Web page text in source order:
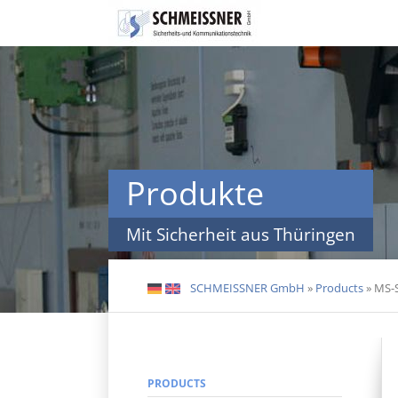
Skip
navigation
Produkte
Mit Sicherheit aus Thüringen
DE EN SCHMEISSNER GmbH » Products»
PRODUCTS